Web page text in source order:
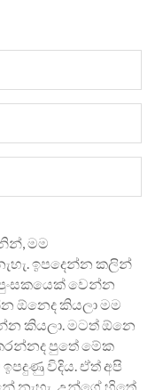
මම
ඉපදෙන්න කලින්
වෙන්න
ඕනෙද කියලා මම
කියලා. මටත් ඕනෙ
පුතේ මේක
විදිය. ඒත් අපි
නැහැ. උන්ගේ හිතේ